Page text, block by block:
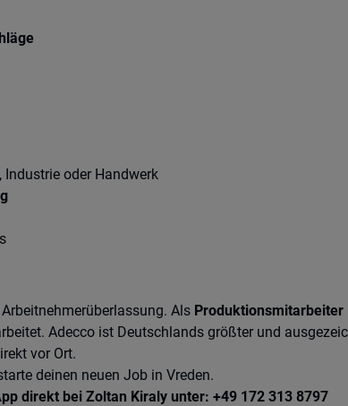
oder Handwerk
Als
Adecco ist Deutschlands größter und
vor Ort.
deinen neuen Job in Vreden.
direkt bei Zoltan Kiraly unter: +49 172 313 8797